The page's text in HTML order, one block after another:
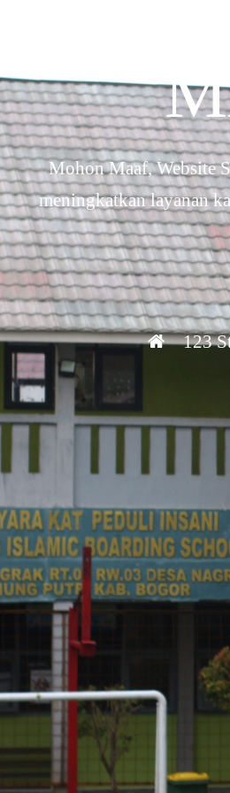
Mohon Maaf, Website
meningkatkan layanan
123